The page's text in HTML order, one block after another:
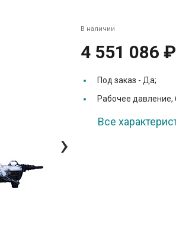
›
В наличии
4 551 086 ₽
Под заказ - Да;
Рабочее давление,
Все